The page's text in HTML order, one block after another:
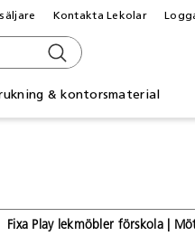
& kontorsmaterial
Kontakta Lekolar
Fixa Play lekmöbler förskola |